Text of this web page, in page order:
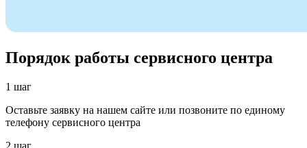
Порядок работы сервисного центра
1 шаг
Оставьте заявку на нашем сайте или позвоните по единому
телефону сервисного центра
2 шаг